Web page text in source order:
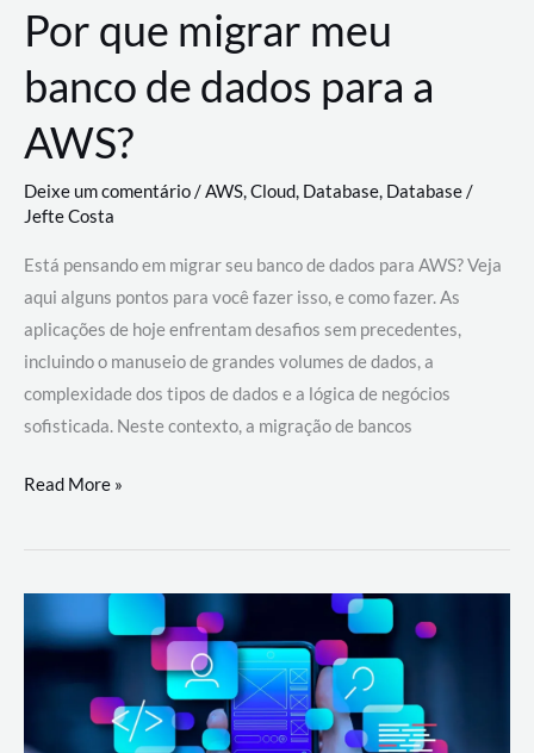
Por que migrar meu
banco de dados para a
AWS?
Deixe um comentário/AWS,Cloud, Database, Database/
Jefte Costa
Está pensando em migrar seu banco de dados para AWS? Veja
aqui alguns pontos para você fazer isso, e como fazer. As
aplicações de hoje enfrentam desafios sem precedentes,
incluindo o manuseio de grandes volumes de dados, a
complexidade dos tipos de dados e a lógica de negócios
sofisticada. Neste contexto, a migração de bancos
Por
migrar
de
a
Read More »